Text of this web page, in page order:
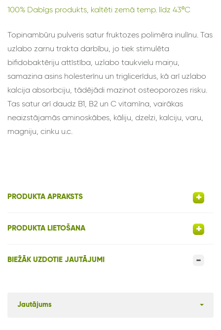
100% Dabīgs produkts, kaltēti zemā temp. līdz 43ºC
opinambūru pulveris satur fruktozes polimēra inulīnu. Tas
uzlabo zarnu trakta darbību, jo tiek stimulēta
bifidobaktēriju attīstība, uzlabo taukvielu maiņu,
samazina asins holesterīnu un triglicerīdus, kā arī uzlabo
kalcija absorbciju, tādējādi mazinot osteoporozes risku.
Tas satur arī daudz B1, B2 un C vitamīna, vairākas
neaizstājamās aminoskābes, kāliju, dzelzi, kalciju, varu,
magniju, cinku u.c.
PRODUKTA APRAKSTS
PRODUKTA LIETOŠANA
BIEŽĀK UZDOTIE JAUTĀJUMI
Jautājums